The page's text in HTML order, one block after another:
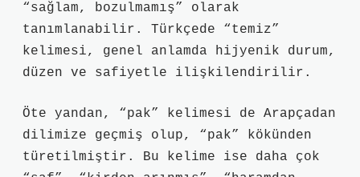
“sağlam, bozulmamış” olarak
tanımlanabilir. Türkçede “temiz”
kelimesi, genel anlamda hijyenik durum,
düzen ve safiyetle ilişkilendirilir.
Öte yandan, “pak” kelimesi de Arapçadan
dilimize geçmiş olup, “pak” kökünden
türetilmiştir. Bu kelime ise daha çok